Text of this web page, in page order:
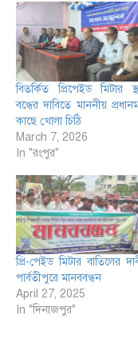
বিতর্কিত প্রিপেইড মিটার
বন্ধের দাবিতে মাননীয়
কাছে খোলা চিঠি
March 7, 2026
In "রংপুর"
প্রি-পেইড মিটার বাতিলের
পার্বতীপুরে মানববন্ধন
April 27, 2025
In "দিনাজপুর"